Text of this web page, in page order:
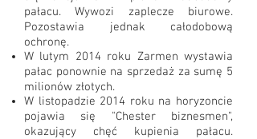
pałacu. Wywozi zaplecze biurowe.
Pozostawia jednak całodobową
ochronę.
W lutym 2014 roku Zarmen wystawia
pałac ponownie na sprzedaż za sumę 5
milionów złotych.
W listopadzie 2014 roku na horyzoncie
pojawia się "Chester biznesmen",
okazujący chęć kupienia pałacu.